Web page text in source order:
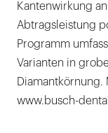
Kantenwirkung
Abtragsleistung
Programm
Varianten in
www.busch-